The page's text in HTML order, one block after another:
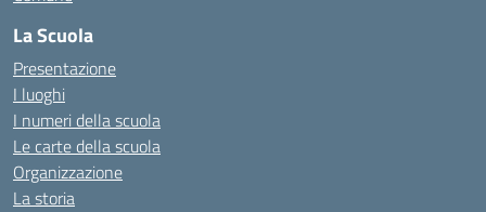
La Scuola
Presentazione
I luoghi
I numeri della scuola
Le carte della scuola
Organizzazione
La storia